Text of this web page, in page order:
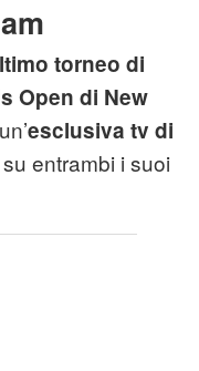
torneo di
Open di New
esclusiva tv di
entrambi i suoi